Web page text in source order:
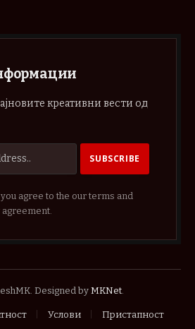
креативни вести од
agree to the our terms and
agreement.
Designed by MKNet
Услови Пристапност